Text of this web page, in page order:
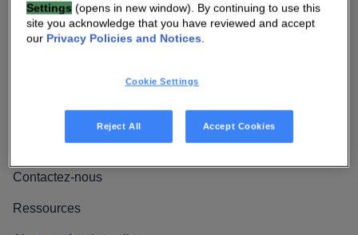
Nos Engagements
Qui sommes-nous
Relations investisseurs
Nos engagements
Contactez-nous
Ressources
Settings (opens in new window). By continuing to use this
site you acknowledge that you have reviewed and accept
our Privacy Policies and Notices.
Cookie Settings
Reject All Accept Cookies